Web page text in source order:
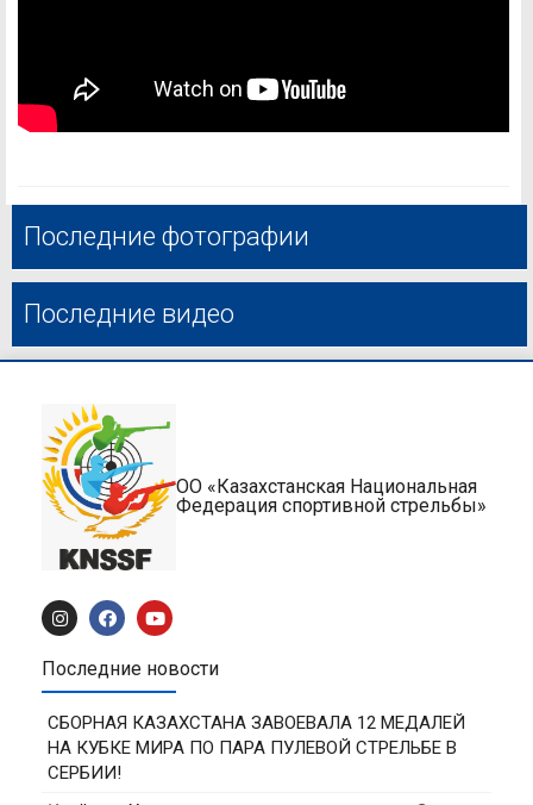
Последние фотографии
Последние видео
ОО «Казахстанская Национальная
Федерация спортивной стрельбы»
Последние новости
СБОРНАЯ КАЗАХСТАНА ЗАВОЕВАЛА 12 МЕДАЛЕЙ
НА КУБКЕ МИРА ПО ПАРА ПУЛЕВОЙ СТРЕЛЬБЕ В
СЕРБИИ!